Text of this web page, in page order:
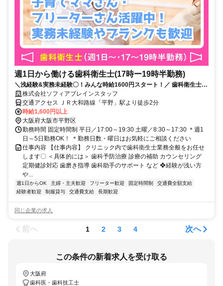
週1日から働ける歯科衛生士(17時ー19時半勤務)
＼浅経験&実務未経験〇！みんな時給1600円スタート！／ 歯科衛生士免
許があればOK！週1日～勤務可能で好きな時に働ける
株式会社ソフィアブレインスタッフ
交通アクセス ＪＲ大和路線「平野」駅より徒歩2分
時給1,600円以上
大阪府大阪市平野区
勤務時間 固定時間制 平日／17:00～19:30 土曜／8:30～17:30 ＊週1
日～5日勤務OK！ ＊勤務日数・曜日はお気軽にご相談ください
仕事内容 【仕事内容】 クリニック内で歯科衛生士業務全般をお任せ
します〇 ＜具体的には＞ 歯科予防治療 診療の補助 カウンセリング
定期健診対応 歯磨き指導 歯科助手のサポート など ❖経験が浅い方
や...
週1日からOK 主婦・主夫歓迎 フリーター歓迎 固定時間制
交通費全額支給
経験者歓迎
制服貸与 交通費支給 長期歓迎
同じ企業の求人
前へ 1 2 3 4 次へ
この条件の新着求人を受け取る
大阪府
歯科医・歯科技工士